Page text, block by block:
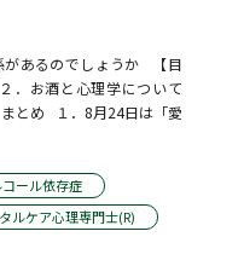
あるのでしょうか   【目
．お酒と心理学について
とめ   １．8月24日は「愛
コール依存症
ルケア心理専門士(R)